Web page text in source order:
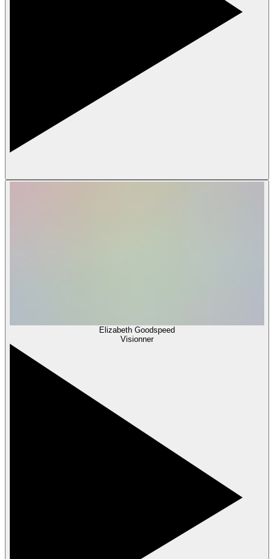
Elizabeth Goodspeed
Visionner